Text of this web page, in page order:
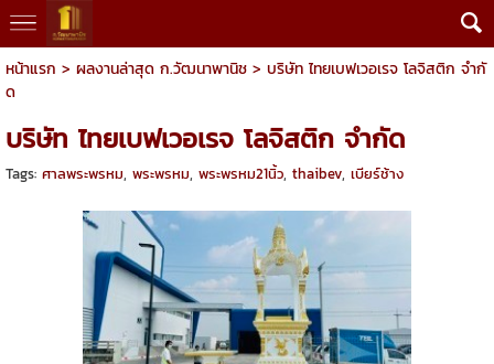
หน้าแรก > ผลงานล่าสุด ก.วัฒนาพานิช> บริษัท ไทยเบฟเวอเรจ โลจิสติก จำกั
ด
บริษัท ไทยเบฟเวอเรจ โลจิสติก จำกัด
Tags: ศาลพระพรหม, พระพรหม, พระพรหม21นิ้ว, thaibev, เบียร์ช้าง